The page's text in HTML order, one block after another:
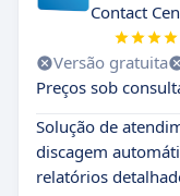
Contact
Versão gratuita
Preços sob
Solução de
discagem
relatórios